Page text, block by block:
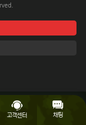
고객센터 채팅